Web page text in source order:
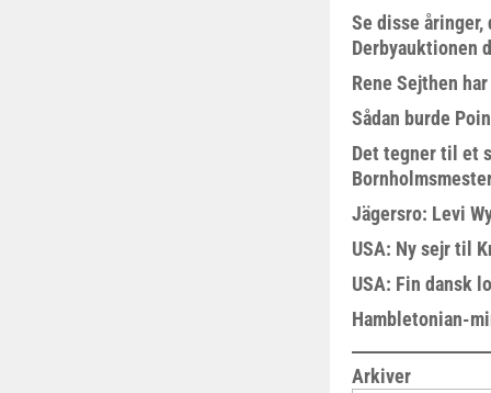
Se disse
Derbyauktionen
Rene Sejthen
Sådan burde
Det tegner til et
Jägersro: Levi
USA: Ny sejr til
USA: Fin dansk
Hambletonian-
Arkiver